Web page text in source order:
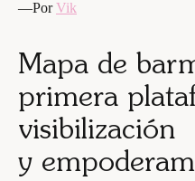
—PorVik
Mapa de
primera
visibilización
y